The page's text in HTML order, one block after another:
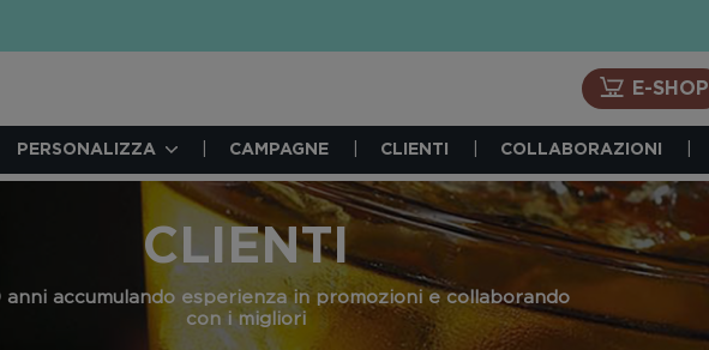
E-SHOP
PERSONALIZZA CAMPAGNE CLIENTI COLLABORAZIONI
CLIENTI
anni accumulando esperienza in promozioni e collaborando
con i migliori